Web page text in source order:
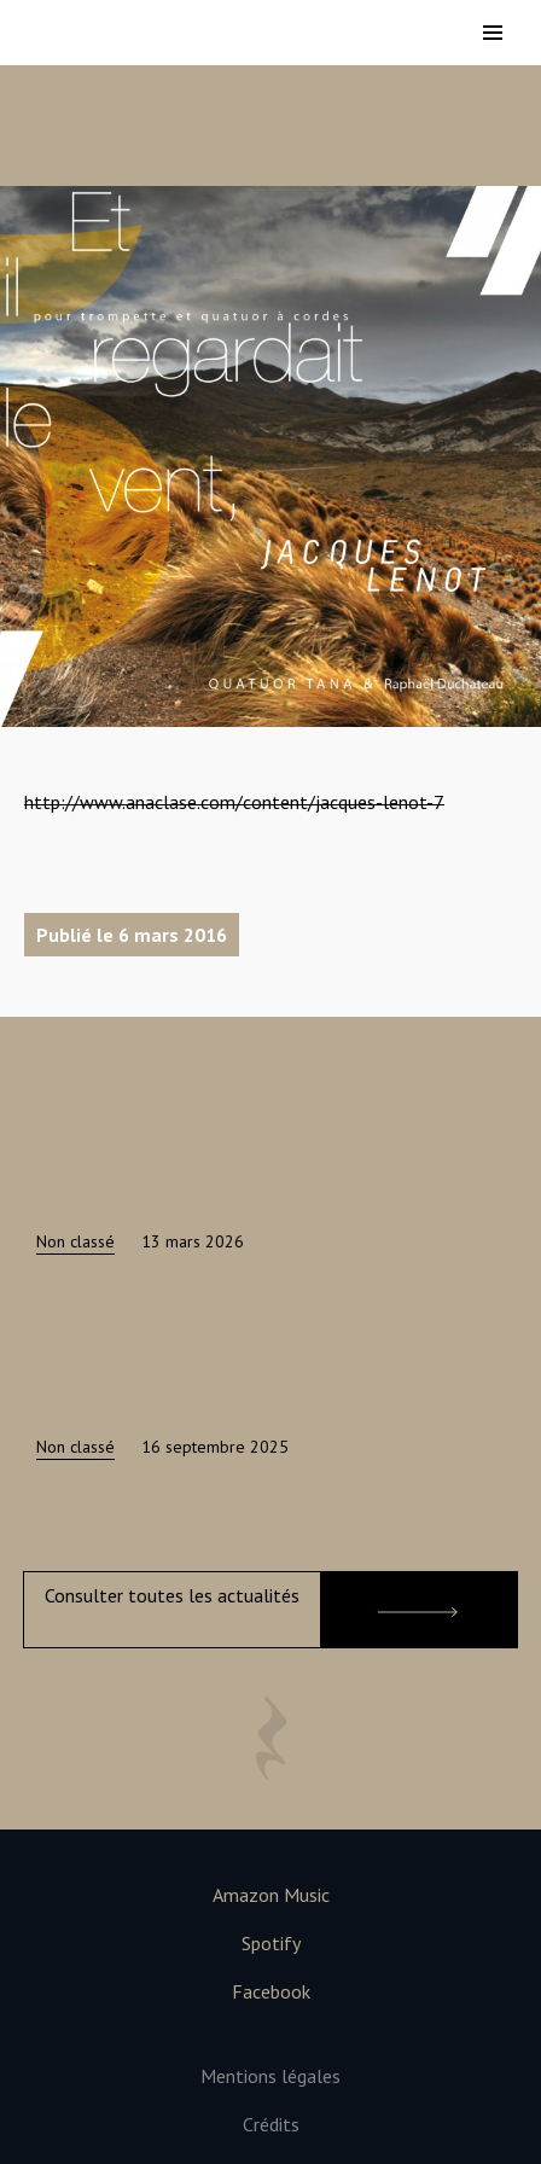
http://www.anaclase.com/content/jacques-lenot-7
Publié le 6 mars 2016
Non classé 13 mars 2026
Non classé 16 septembre 2025
Consulter toutes les actualités
Amazon Music
Spotify
Facebook
Mentions légales
Crédits